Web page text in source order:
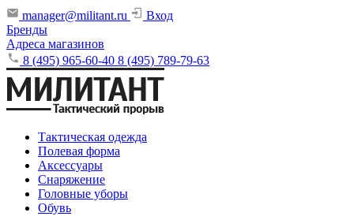
manager@militant.ru
Вход
Бренды
Адреса магазинов
8 (495) 965-60-40 8 (495) 789-79-63
Тактическая одежда
Полевая форма
Аксессуары
Снаряжение
Головные уборы
Обувь